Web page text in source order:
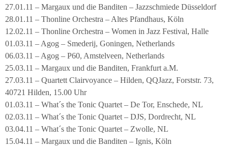
27.01.11 – Margaux und die Banditen – Jazzschmiede Düsseldorf
28.01.11 – Thonline Orchestra – Altes Pfandhaus, Köln
12.02.11 – Thonline Orchestra – Women in Jazz Festival, Halle
01.03.11 – Agog – Smederij, Goningen, Netherlands
06.03.11 – Agog – P60, Amstelveen, Netherlands
25.03.11 – Margaux und die Banditen, Frankfurt a.M.
27.03.11 – Quartett Clairvoyance – Hilden, QQJazz, Forststr. 73,
40721 Hilden, 15.00 Uhr
01.03.11 – What´s the Tonic Quartet – De Tor, Enschede, NL
02.03.11 – What´s the Tonic Quartet – DJS, Dordrecht, NL
03.04.11 – What´s the Tonic Quartet – Zwolle, NL
15.04.11 – Margaux und die Banditen – Ignis, Köln